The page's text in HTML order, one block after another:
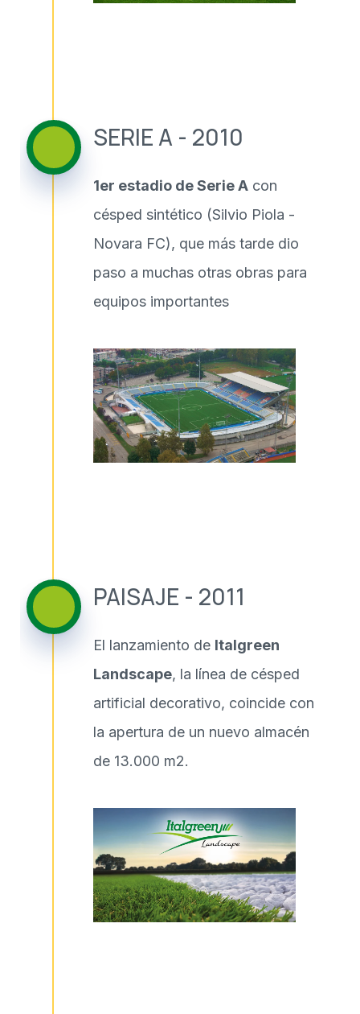
SERIE A - 2010
1er estadio de Serie A con
césped sintético (Silvio Piola -
Novara FC), que más tarde dio
paso a muchas otras obras para
equipos importantes
PAISAJE - 2011
El lanzamiento de Italgreen
Landscape, la línea de césped
artificial decorativo, coincide con
la apertura de un nuevo almacén
de 13.000 m2.